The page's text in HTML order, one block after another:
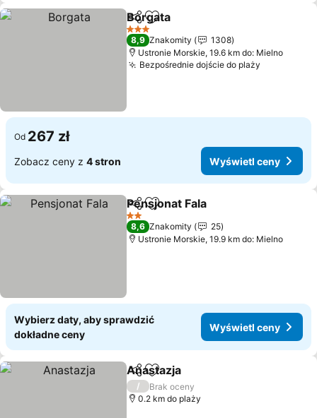
UdostępnijDodaj do ulubionych
Borgata
3 Kategoria
8,9 Znakomity
1308
Ustronie Morskie, 19.6 km do: Mielno
Bezpośrednie dojście do plaży
Od 267 zł
Zobacz ceny z 4 stron Wyświetl ceny
Udostępnij
Dodaj do ulubionych
Pensjonat Fala
2 Kategoria
8,6 Znakomity
25
Ustronie Morskie, 19.9 km do: Mielno
Wybierz daty, aby sprawdzić
dokładne ceny
Wyświetl ceny
Udostępnij
Dodaj do ulubionych
Anastazja
/
Brak oceny
0.2 km do plaży